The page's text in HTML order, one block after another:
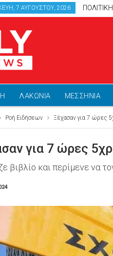
7 ΑΥΓΟΎΣΤΟΥ, 2026 ΠΟΛΙΤΙΚΗ
ΛΑΚΩΝΙΑ ΜΕΣΣΗΝΙΑ
Ροή Ειδήσεων Ξέχασαν για 7 ώρες
για 7 ώρες
βιβλίο και περίμενε να